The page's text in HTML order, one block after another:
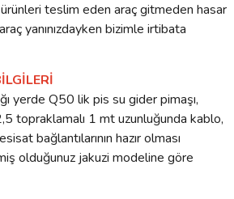
ürünleri teslim eden araç gitmeden hasar
yanınızdayken bizimle irtibata
yerde Q50 lik pis su gider pimaşı,
topraklamalı 1 mt uzunluğunda kablo,
bağlantılarının hazır olması
olduğunuz jakuzi modeline göre